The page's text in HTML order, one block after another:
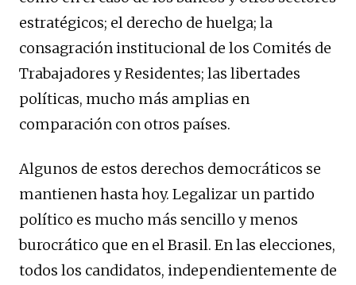
estratégicos; el derecho de huelga; la
consagración institucional de los Comités de
Trabajadores y Residentes; las libertades
políticas, mucho más amplias en
comparación con otros países.
Algunos de estos derechos democráticos se
mantienen hasta hoy. Legalizar un partido
político es mucho más sencillo y menos
burocrático que en el Brasil. En las elecciones,
todos los candidatos, independientemente de